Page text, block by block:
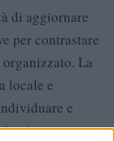
di aggiornare
per contrastare
La
locale e
e